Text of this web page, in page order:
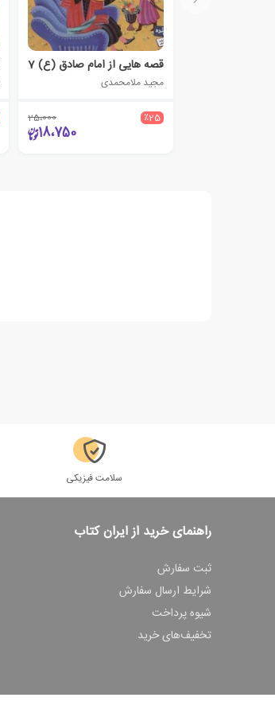
قصه هایی از امام صادق (ع) 7
مجید ملامحمدی
٪25 25،000
18،750
سلامت فیزیکی
راهنمای خرید از ایران کتاب
ثبت سفارش
شرایط ارسال سفارش
شیوه پرداخت
تخفیف‌های خرید